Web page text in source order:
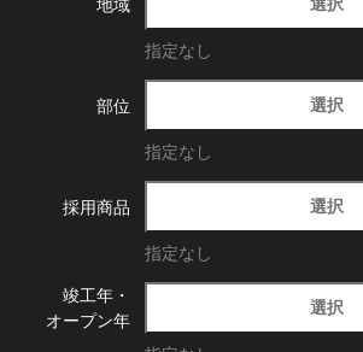
指定なし
部位 選択
指定なし
採用商品 選択
指定なし
竣工年・
オープン年
選択